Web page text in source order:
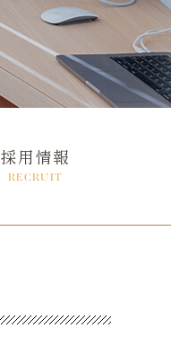
採用情報
RECRUIT